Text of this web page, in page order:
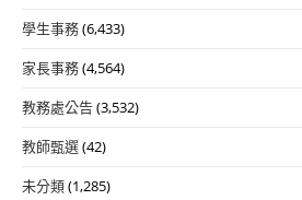
學生事務(6,433)
家長事務(4,564)
教務處公告(3,532)
教師甄選(42)
未分類(1,285)